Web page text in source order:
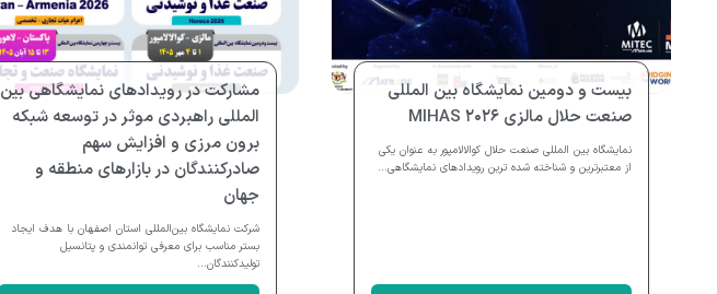
بیست و دومین نمایشگاه بین المللی
صنعت حلال مالزی MIHAS ۲۰۲۶
نمایشگاه بین المللی صنعت حلال کوالالامپور به عنوان یکی
از معتبرترین و شناخته شده ترین رویدادهای نمایشگاهی...
مشارکت در رویدادهای نمایشگاهی بین
المللی راهبردی موثر در توسعه شبکه
برون مرزی و افزایش سهم
صادرکنندگان در بازارهای منطقه و
جهان
شرکت نمایشگاه بین‌المللی استان اصفهان با هدف ایجاد
بستر مناسب برای معرفی توانمندی و پتانسیل
تولیدکنندگان...